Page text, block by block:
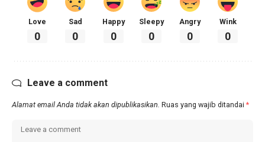
Love
0
Sad
0
Happy
0
Sleepy
0
Angry
0
Wink
0
Leave a comment
Alamat email Anda tidak akan dipublikasikan. Ruas yang wajib ditandai *